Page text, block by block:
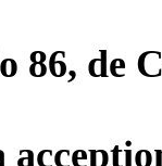
86, de